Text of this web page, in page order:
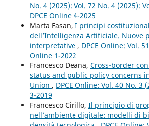
No. 4 (2025): Vol. 72 No. 4 (2025):
DPCE Online 4-2025
Marta Fasan, I principi
dell’Intelligenza Artificiale. Nuove
interpretative , DPCE Online: Vol.
Online 1-2022
Francesco Deana, Cross-border
status and public policy concerns
Union , DPCE Online: Vol. 40 No. 3
3-2019
Francesco Cirillo, Il principio di
nell’ambiente digitale: modelli di